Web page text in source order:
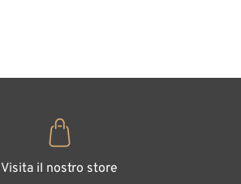
Visita il nostro store